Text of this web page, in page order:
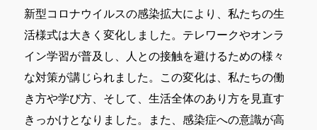
新型コロナウイルスの感染拡大により、私たちの生
活様式は大きく変化しました。テレワークやオンラ
イン学習が普及し、人との接触を避けるための様々
な対策が講じられました。この変化は、私たちの働
き方や学び方、そして、生活全体のあり方を見直す
きっかけとなりました。また、感染症への意識が高